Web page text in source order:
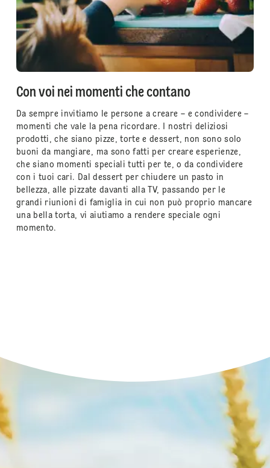
Con voi nei momenti che contano
Da sempre invitiamo le persone a creare – e condividere –
momenti che vale la pena ricordare. I nostri deliziosi
prodotti, che siano pizze, torte e dessert, non sono solo
buoni da mangiare, ma sono fatti per creare esperienze,
che siano momenti speciali tutti per te, o da condividere
con i tuoi cari. Dal dessert per chiudere un pasto in
bellezza, alle pizzate davanti alla TV, passando per le
grandi riunioni di famiglia in cui non può proprio mancare
una bella torta, vi aiutiamo a rendere speciale ogni
momento.